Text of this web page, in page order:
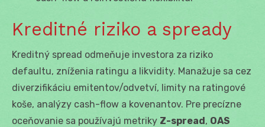
Kreditné riziko a spready
Kreditný spread odmeňuje investora za riziko
defaultu, zníženia ratingu a likvidity. Manažuje sa cez
diverzifikáciu emitentov/odvetví, limity na ratingové
koše, analýzy cash-flow a kovenantov. Pre precízne
oceňovanie sa používajú metriky Z-spread, OAS